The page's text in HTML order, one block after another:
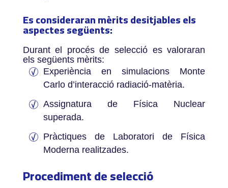
Es consideraran mèrits desitjables els
aspectes següents:­
Durant el procés de selecció es valoraran
els següents mèrits:
Experiència en simulacions Monte
Carlo d’interacció radiació-matèria.
Assignatura de Física Nuclear
superada.
Pràctiques de Laboratori de Física
Moderna realitzades.
Procediment de selecció